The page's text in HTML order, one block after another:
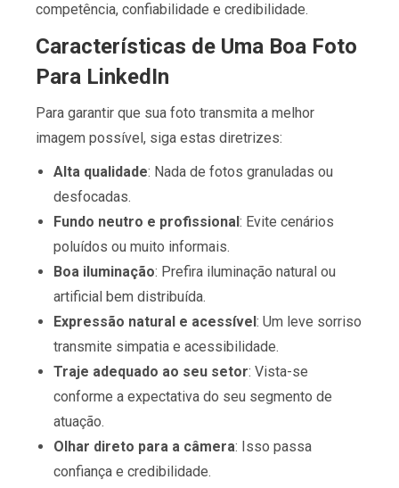
competência, confiabilidade e credibilidade.
Características de Uma Boa Foto
Para LinkedIn
Para garantir que sua foto transmita a melhor
imagem possível, siga estas diretrizes:
Alta qualidade: Nada de fotos granuladas ou
desfocadas.
Fundo neutro e profissional: Evite cenários
poluídos ou muito informais.
Boa iluminação: Prefira iluminação natural ou
artificial bem distribuída.
Expressão natural e acessível: Um leve sorriso
transmite simpatia e acessibilidade.
Traje adequado ao seu setor: Vista-se
conforme a expectativa do seu segmento de
atuação.
Olhar direto para a câmera: Isso passa
confiança e credibilidade.